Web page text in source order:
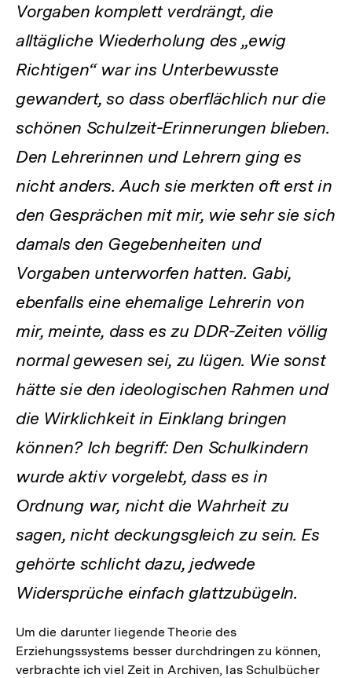
Vorgaben komplett verdrängt, die
alltägliche Wiederholung des „ewig
Richtigen“ war ins Unterbewusste
gewandert, so dass oberflächlich nur die
schönen Schulzeit-Erinnerungen blieben.
Den Lehrerinnen und Lehrern ging es
nicht anders. Auch sie merkten oft erst in
den Gesprächen mit mir, wie sehr sie sich
damals den Gegebenheiten und
Vorgaben unterworfen hatten. Gabi,
ebenfalls eine ehemalige Lehrerin von
mir, meinte, dass es zu DDR-Zeiten völlig
normal gewesen sei, zu lügen. Wie sonst
hätte sie den ideologischen Rahmen und
die Wirklichkeit in Einklang bringen
können? Ich begriff: Den Schulkindern
wurde aktiv vorgelebt, dass es in
Ordnung war, nicht die Wahrheit zu
sagen, nicht deckungsgleich zu sein. Es
gehörte schlicht dazu, jedwede
Widersprüche einfach glattzubügeln.
Um die darunter liegende Theorie des
Erziehungssystems besser durchdringen zu können,
verbrachte ich viel Zeit in Archiven, las Schulbücher